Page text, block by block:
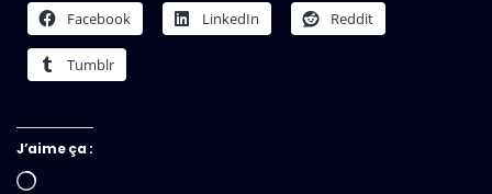
Facebook LinkedIn Reddit
Tumblr
J’aime ça :
Chargement…